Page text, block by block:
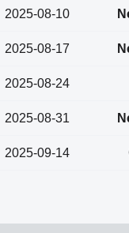
2025-08-10
2025-08-17
2025-08-24
2025-08-31
2025-09-14